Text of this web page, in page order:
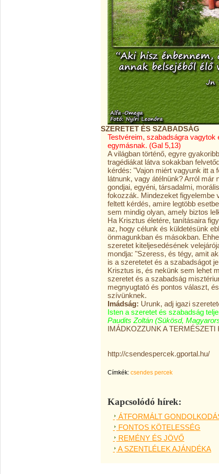
SZERETET ÉS SZABADSÁG
Testvéreim, szabadságra
egymásnak. (Gal 5,13)
A világban történő, egyre
tragédiákat látva sokakban
kérdés: "Vajon miért vagyunk itt a
látnunk, vagy átélnünk? Arról már
gondjai, egyéni, társadalmi,
fokozzák. Mindezeket figyelembe
feltett kérdés, amire legtöbb
sem mindig olyan, amely biztos
Ha Krisztus életére, tanításaira
az, hogy célunk és küldetésünk
önmagunkban és másokban.
szeretet kiteljesedésének
mondja: "Szeress, és tégy, amit
is a szeretetet és a szabadságot
Krisztus is, és nekünk sem lehet
szeretet és a szabadság
megnyugtató és pontos választ,
szívünknek.
Imádság: Urunk, adj igazi
Isten a szeretet és szabadság
Paudits Zoltán (Sükösd,
IMÁDKOZZUNK A TERMÉSZETI
http://csendespercek.gportal.hu/
Címkék: csendes percek
Kapcsolódó hírek:
ÁTFORMÁLT
FONTOS KÖTELESSÉG
REMÉNY ÉS JÖVŐ
A SZENTLÉLEK AJÁNDÉKA